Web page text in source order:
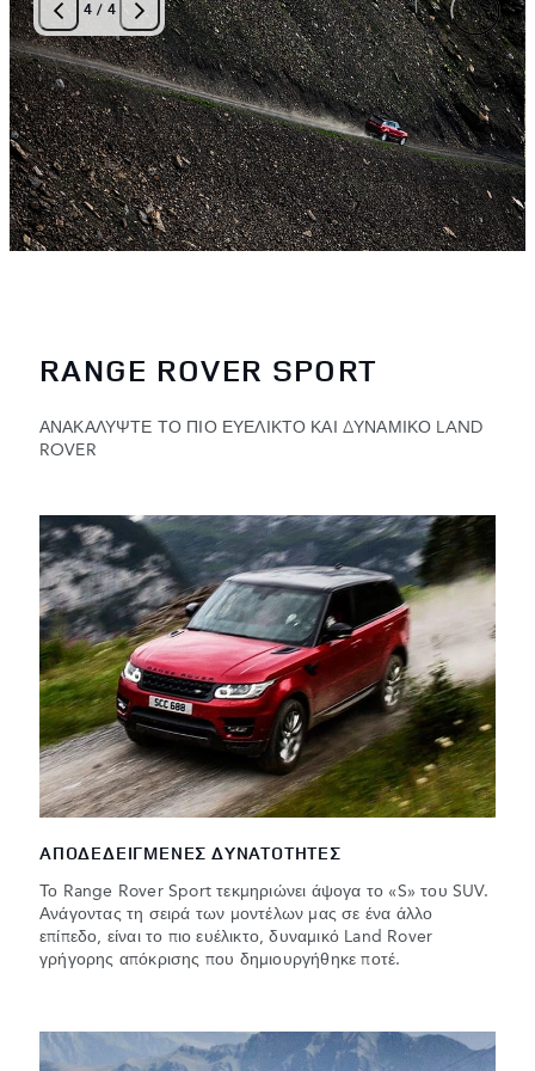
4/ 4
RANGE ROVER SPORT
ΑΝΑΚΑΛΥΨΤΕ ΤΟ ΠΙΟ ΕΥΕΛΙΚΤΟ ΚΑΙ ΔΥΝΑΜΙΚΟ LAND
ROVER
ΑΠΟΔΕΔΕΙΓΜΕΝΕΣ ΔΥΝΑΤΟΤΗΤΕΣ
Το Range Rover Sport τεκμηριώνει άψογα το «S» του SUV.
Ανάγοντας τη σειρά των μοντέλων μας σε ένα άλλο
επίπεδο, είναι το πιο ευέλικτο, δυναμικό Land Rover
γρήγορης απόκρισης που δημιουργήθηκε ποτέ.